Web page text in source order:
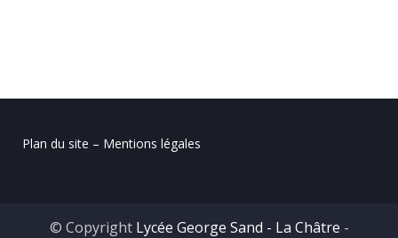
Plan du site – Mentions légales
© Copyright Lycée George Sand - La Châtre -